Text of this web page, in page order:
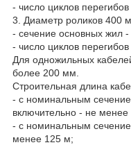
- число циклов
3. Диаметр роликов 400
- сечение основных жил
- число циклов
Для одножильных
более 200 мм.
Строительная длина
- с номинальным
включительно - не
- с номинальным
менее 125 м;